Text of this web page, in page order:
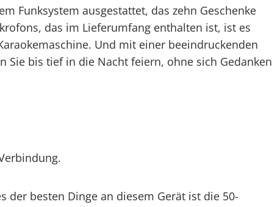
Funksystem ausgestattet, das zehn Geschenke
das im Lieferumfang enthalten ist, ist es
Und mit einer beeindruckenden
Sie bis tief in die Nacht feiern, ohne sich Gedanken
der besten Dinge an diesem Gerät ist die 50-